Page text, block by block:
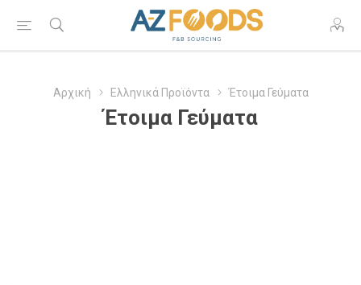
Αρχική Ελληνικά Προϊόντα Έτοιμα Γεύματα
Έτοιμα Γεύματα